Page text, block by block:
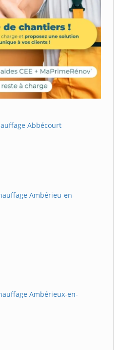
Abbécourt
Ambérieu-en-
Ambérieux-en-